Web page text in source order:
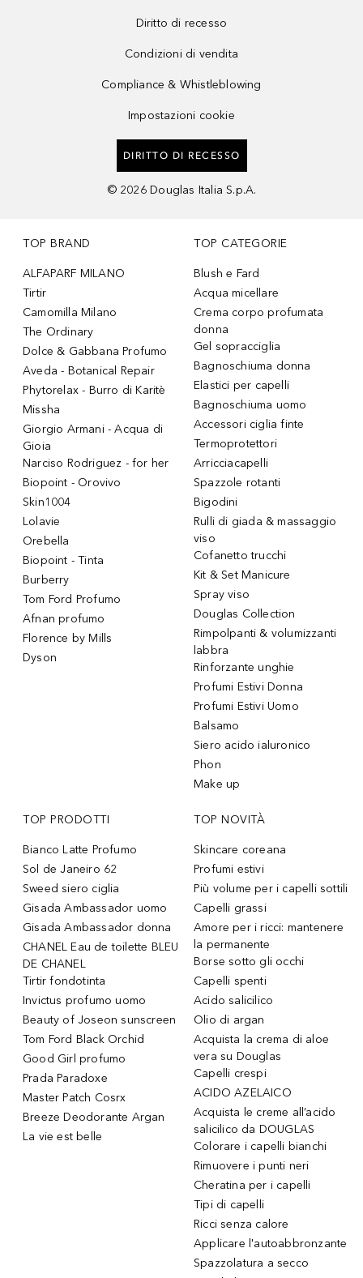
Diritto di recesso
Condizioni di vendita
Compliance & Whistleblowing
Impostazioni cookie
DIRITTO DI RECESSO
© 2026 Douglas Italia S.p.A.
TOP BRAND
ALFAPARF MILANO
Tirtir
Camomilla Milano
The Ordinary
Dolce & Gabbana Profumo
Aveda - Botanical Repair
Phytorelax - Burro di Karitè
Missha
Giorgio Armani - Acqua di
Gioia
Narciso Rodriguez - for her
Biopoint - Orovivo
Skin1004
Lolavie
Orebella
Biopoint - Tinta
Burberry
Tom Ford Profumo
Afnan profumo
Florence by Mills
Dyson
TOP CATEGORIE
Blush e Fard
Acqua micellare
Crema corpo profumata
donna
Gel sopracciglia
Bagnoschiuma donna
Elastici per capelli
Bagnoschiuma uomo
Accessori ciglia finte
Termoprotettori
Arricciacapelli
Spazzole rotanti
Bigodini
Rulli di giada & massaggio
viso
Cofanetto trucchi
Kit & Set Manicure
Spray viso
Douglas Collection
Rimpolpanti & volumizzanti
labbra
Rinforzante unghie
Profumi Estivi Donna
Profumi Estivi Uomo
Balsamo
Siero acido ialuronico
Phon
Make up
TOP PRODOTTI
Bianco Latte Profumo
Sol de Janeiro 62
Sweed siero ciglia
Gisada Ambassador uomo
Gisada Ambassador donna
CHANEL Eau de toilette BLEU
DE CHANEL
Tirtir fondotinta
Invictus profumo uomo
Beauty of Joseon sunscreen
Tom Ford Black Orchid
Good Girl profumo
Prada Paradoxe
Master Patch Cosrx
Breeze Deodorante Argan
La vie est belle
TOP NOVITÀ
Skincare coreana
Profumi estivi
Più volume per i capelli sottili
Capelli grassi
Amore per i ricci: mantenere
la permanente
Borse sotto gli occhi
Capelli spenti
Acido salicilico
Olio di argan
Acquista la crema di aloe
vera su Douglas
Capelli crespi
ACIDO AZELAICO
Acquista le creme all’acido
salicilico da DOUGLAS
Colorare i capelli bianchi
Rimuovere i punti neri
Cheratina per i capelli
Tipi di capelli
Ricci senza calore
Applicare l'autoabbronzante
Spazzolatura a secco